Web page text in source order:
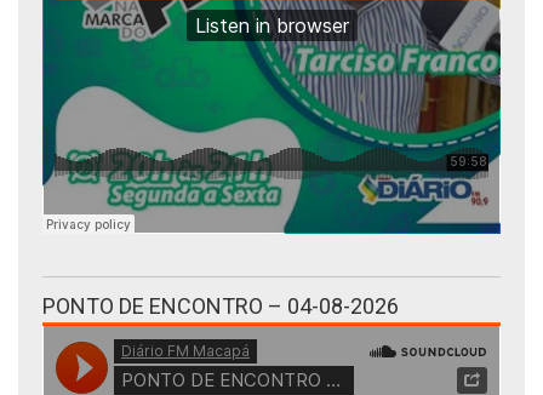
PONTO DE ENCONTRO – 04-08-2026